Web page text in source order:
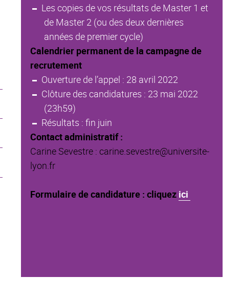
Les copies de vos résultats de Master 1 et
de Master 2 (ou des deux dernières
années de premier cycle)
Calendrier permanent de la campagne de
recrutement
Ouverture de l’appel : 28 avril 2022
Clôture des candidatures : 23 mai 2022
(23h59)
Résultats : fin juin
Contact administratif :
Carine Sevestre : carine.sevestre@universite-
lyon.fr
Formulaire de candidature : cliquez ici